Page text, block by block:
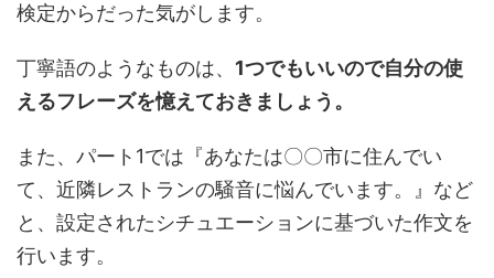
検定からだった気がします。
丁寧語のようなものは、 1つでもいいので自分の使
えるフレーズを憶えておきましょう。
また、パート1では『あなたは〇〇市に住んでい
て、近隣レストランの騒音に悩んでいます。』など
と、設定されたシチュエーションに基づいた作文を
行います。